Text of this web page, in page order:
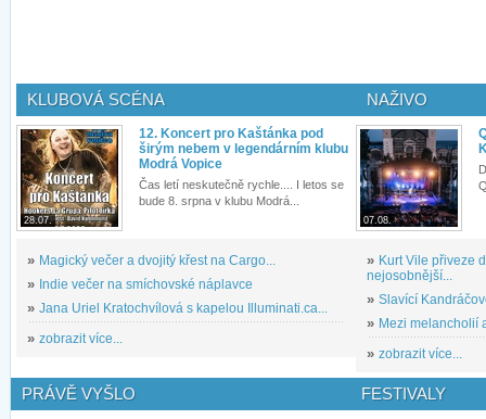
KLUBOVÁ SCÉNA
28.07.
12. Koncert pro Kaštánka pod
širým nebem v legendárním klubu
Modrá Vopice
Čas letí neskutečně rychle.... I letos se
bude 8. srpna v klubu Modrá...
» Magický večer a dvojitý křest na Cargo...
» Indie večer na smíchovské náplavce
» Jana Uriel Kratochvílová s kapelou Illuminati.ca...
» zobrazit více...
NAŽIVO
07.08.
» Kurt Vile přiveze
nejosobnější...
» Slavící
» Mezi melancholií
» zobrazit více...
PRÁVĚ VYŠLO FESTIVALY